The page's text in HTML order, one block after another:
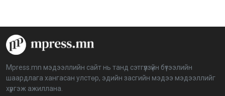
аймагт үргэлжилж байна
BTS-ийн тоглолтыг Netflix дэлхий даяар шууд
дамжуулна
Mpress.mn мэдээллийн сайт нь танд сэтгүүлзүйн бүтээлийн
шаардлага хангасан улстөр, эдийн засгийн мэдээ мэдээллийг
хүргэж ажиллана.